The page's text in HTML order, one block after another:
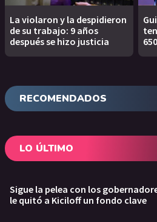
La violaron y la despidieron
de su trabajo: 9 años
después se hizo justicia
RECOMENDADOS
LO ÚLTIMO
Sigue la pelea con los
le quitó a Kiciloff un fondo clave